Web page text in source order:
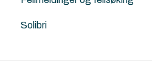
Archicad
Solibri